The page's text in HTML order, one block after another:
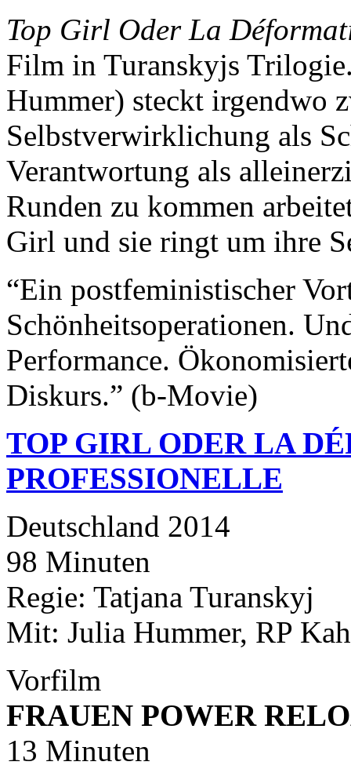
Top Girl Oder La
Film in Turanskyjs
Hummer) steckt irgendwo
Selbstverwirklichung als
Verantwortung als
Runden zu kommen
Girl und sie ringt um ihre
“Ein postfeministischer
Schönheitsoperationen.
Performance.
Diskurs.” (b-Movie)
TOP GIRL ODER LA
PROFESSIONELLE
Deutschland 2014
98 Minuten
Regie: Tatjana Turanskyj
Mit: Julia Hummer, RP
Vorfilm
FRAUEN POWER
13 Minuten